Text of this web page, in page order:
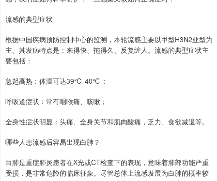
流感的典型症状
根据中国疾病预防控制中心的监测，本轮流感主要以甲型H3N2亚型为
主。其发病特点是：来得快、拖得久、反复缠人。流感的典型症状主
要包括：
急起高热：体温可达39℃-40℃；
呼吸道症状：常有咽喉痛、咳嗽；
全身性症状明显：头痛、全身关节和肌肉酸痛，乏力、食欲减退等。
哪些人患流感后容易出现白肺？
白肺是重症肺炎患者在X光或CT检查下的表现，意味着肺部功能严重
受损，是非常危险的临床征象。尽管总体上流感发展为白肺的概率较